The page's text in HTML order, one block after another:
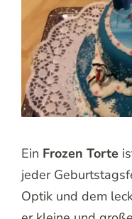
Ein Frozen Torte
jeder
Optik und dem